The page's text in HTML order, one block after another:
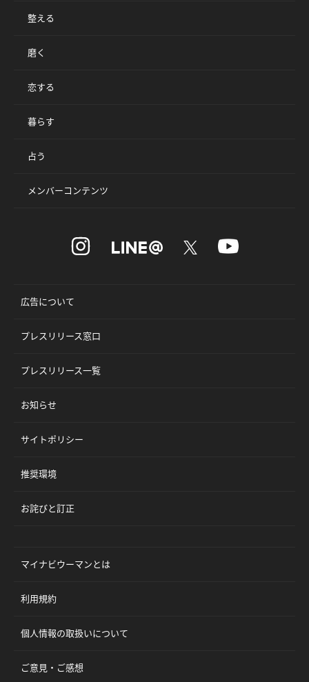
整える
磨く
恋する
暮らす
占う
メンバーコンテンツ
広告について
プレスリリース窓口
プレスリリース一覧
お知らせ
サイトポリシー
推奨環境
お詫びと訂正
マイナビウーマンとは
利用規約
個人情報の取扱いについて
ご意見・ご感想